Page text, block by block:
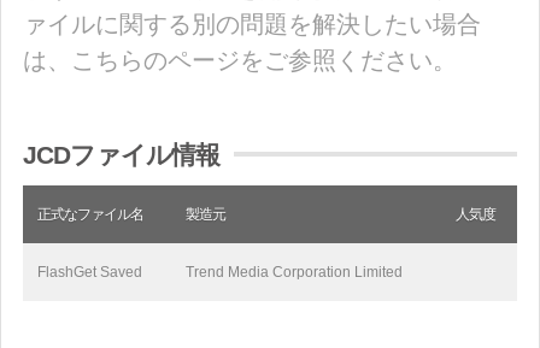
ァイルに関する別の問題を解決したい場合
は、こちらのページをご参照ください。
JCDファイル情報
正式なファイル名 製造元 人気度
FlashGet Saved Trend Media Corporation Limited